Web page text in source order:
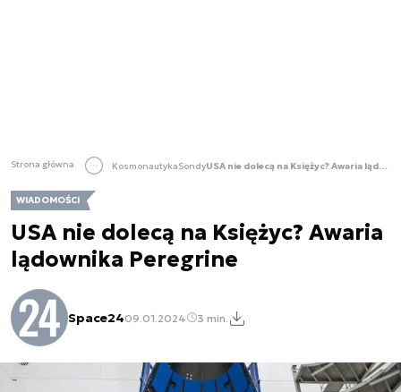
Strona główna KosmonautykaSondy USA nie dolecą na Księżyc? Awaria lądownika Peregrine
WIADOMOŚCI
USA nie dolecą na Księżyc? Awaria
lądownika Peregrine
Space2409.01.2024 3 min.